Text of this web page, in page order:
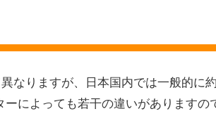
なりますが、日本国内では一般的に
によっても若干の違いがあります